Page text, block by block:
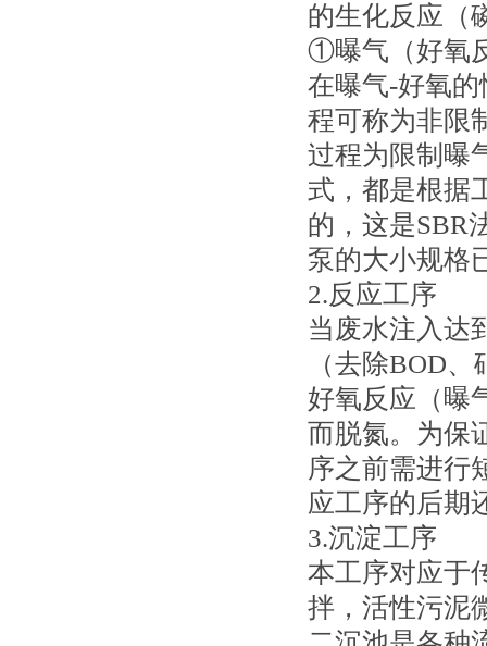
的生化反应（
①曝气（好氧
在曝气-好氧
程可称为非限
过程为限制曝
式，都是根据
的，这是SBR
泵的大小规格
2.反应工序
当废水注入达
（去除BOD
好氧反应（曝
而脱氮。为保
序之前需进行
应工序的后期
3.沉淀工序
本工序对应于
拌，活性污泥